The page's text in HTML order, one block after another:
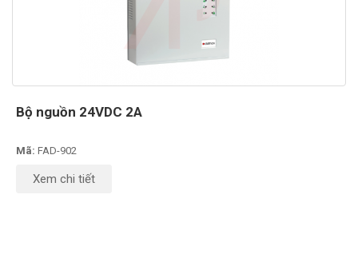
Bộ nguồn 24VDC 2A
Mã: FAD-902
Xem chi tiết